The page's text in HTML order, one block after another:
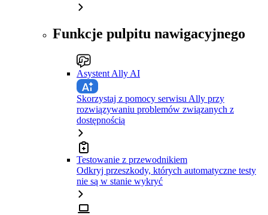
Funkcje pulpitu nawigacyjnego
Asystent Ally AI
Skorzystaj z pomocy serwisu Ally przy
rozwiązywaniu problemów związanych z
dostępnością
Testowanie z przewodnikiem
Odkryj przeszkody, których automatyczne testy
nie są w stanie wykryć